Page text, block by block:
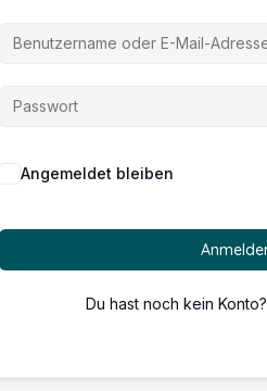
Alternative:
Angemeldet bleiben
Du hast noch kein Konto?